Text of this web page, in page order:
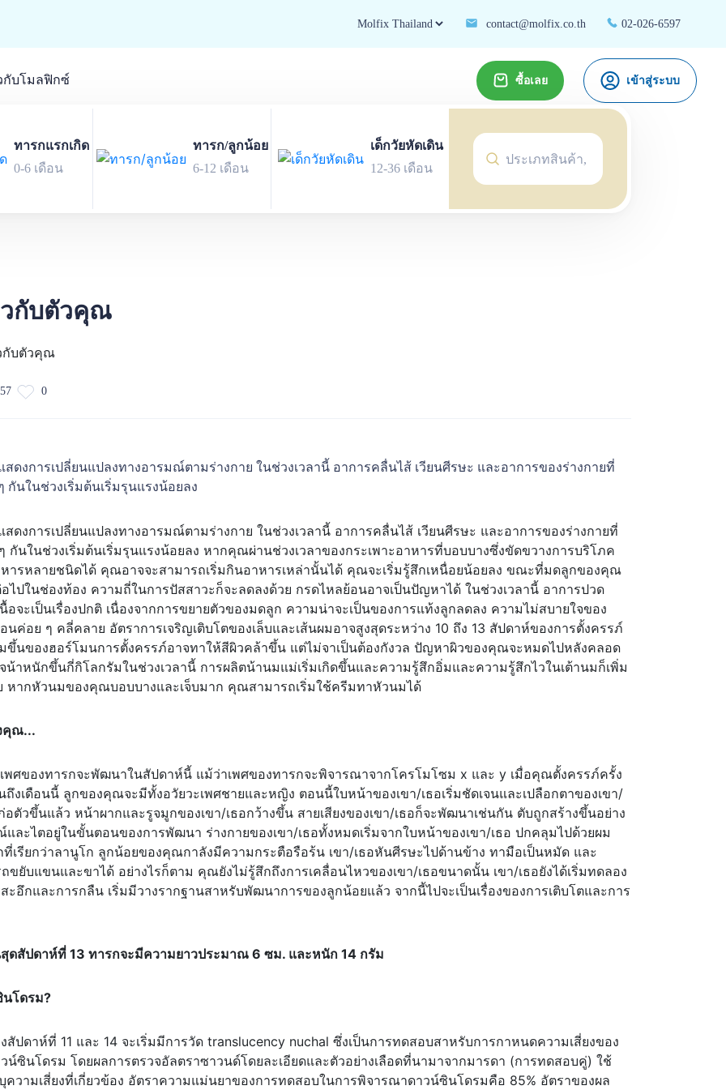
contact@molfix.co.th 02-026-6597
กับโมลฟิกซ์ ซื้อเลย เข้าสู่ระบบ
ทารกแรกเกิด
0-6 เดือน
ทารก/ลูกน้อย
6-12 เดือน
เด็กวัยหัดเดิน
12-36 เดือน
วกับตัวคุณ
0
ดงการเปลี่ยนแปลงทางอารมณ์ตามร่างกาย ในช่วงเวลานี้ อาการคลื่นไส้ เวียนศีรษะ และอาการของร่างกายที่
กันในช่วงเริ่มต้นเริ่มรุนแรงน้อยลง
ดงการเปลี่ยนแปลงทางอารมณ์ตามร่างกาย ในช่วงเวลานี้ อาการคลื่นไส้ เวียนศีรษะ และอาการของร่างกายที่
กันในช่วงเริ่มต้นเริ่มรุนแรงน้อยลง หากคุณผ่านช่วงเวลาของกระเพาะอาหารที่บอบบางซึ่งขัดขวางการบริโภค
ารหลายชนิดได้ คุณอาจจะสามารถเริ่มกินอาหารเหล่านั้นได้ คุณจะเริ่มรู้สึกเหนื่อยน้อยลง ขณะที่มดลูกของคุณ
ไปในช่องท้อง ความถี่ในการปัสสาวะก็จะลดลงด้วย กรดไหลย้อนอาจเป็นปัญหาได้ ในช่วงเวลานี้ อาการปวด
อจะเป็นเรื่องปกติ เนื่องจากการขยายตัวของมดลูก ความน่าจะเป็นของการแท้งลูกลดลง ความไม่สบายใจของ
นค่อย ๆ คลี่คลาย อัตราการเจริญเติบโตของเล็บและเส้นผมอาจสูงสุดระหว่าง 10 ถึง 13 สัปดาห์ของการตั้งครรภ์
ขึ้นของฮอร์โมนการตั้งครรภ์อาจทาให้สีผิวคล้าขึ้น แต่ไม่จาเป็นต้องกังวล ปัญหาผิวของคุณจะหมดไปหลังคลอด
าหนักขึ้นกี่กิโลกรัมในช่วงเวลานี้ การผลิตน้านมแม่เริ่มเกิดขึ้นและความรู้สึกอิ่มและความรู้สึกไวในเต้านมก็เพิ่ม
หากหัวนมของคุณบอบบางและเจ็บมาก คุณสามารถเริ่มใช้ครีมทาหัวนมได้
คุณ...
พศของทารกจะพัฒนาในสัปดาห์นี้ แม้ว่าเพศของทารกจะพิจารณาจากโครโมโซม x และ y เมื่อคุณตั้งครรภ์ครั้ง
ถึงเดือนนี้ ลูกของคุณจะมีทั้งอวัยวะเพศชายและหญิง ตอนนี้ใบหน้าของเขา/เธอเริ่มชัดเจนและเปลือกตาของเขา/
อตัวขึ้นแล้ว หน้าผากและรูจมูกของเขา/เธอกว้างขึ้น สายเสียงของเขา/เธอก็จะพัฒนาเช่นกัน ตับถูกสร้างขึ้นอย่าง
ละไตอยู่ในขั้นตอนของการพัฒนา ร่างกายของเขา/เธอทั้งหมดเริ่มจากใบหน้าของเขา/เธอ ปกคลุมไปด้วยผม
ที่เรียกว่าลานูโก ลูกน้อยของคุณกาลังมีความกระตือรือร้น เขา/เธอหันศีรษะไปด้านข้าง ทามือเป็นหมัด และ
ขยับแขนและขาได้ อย่างไรก็ตาม คุณยังไม่รู้สึกถึงการเคลื่อนไหวของเขา/เธอขนาดนั้น เขา/เธอยังได้เริ่มทดลอง
ะอึกและการกลืน เริ่มมีวางรากฐานสาหรับพัฒนาการของลูกน้อยแล้ว จากนี้ไปจะเป็นเรื่องของการเติบโตและการ
ดสัปดาห์ที่ 13 ทารกจะมีความยาวประมาณ 6 ซม. และหนัก 14 กรัม
โดรม?
สัปดาห์ที่ 11 และ 14 จะเริ่มมีการวัด translucency nuchal ซึ่งเป็นการทดสอบสาหรับการกาหนดความเสี่ยงของ
น์ซินโดรม โดยผลการตรวจอัลตราซาวนด์โดยละเอียดและตัวอย่างเลือดที่นามาจากมารดา (การทดสอบคู่) ใช้
ความเสี่ยงที่เกี่ยวข้อง อัตราความแม่นยาของการทดสอบในการพิจารณาดาวน์ซินโดรมคือ 85% อัตราของผล